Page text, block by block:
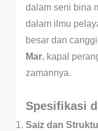
dalam seni bina
dalam ilmu
besar dan
Mar, kapal
zamannya.
Spesifikasi
Saiz dan